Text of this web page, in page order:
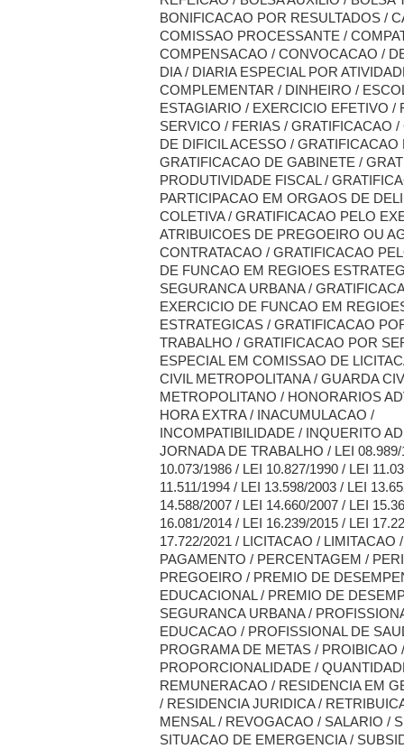
BONIFICACAO POR RESULTADOS /
COMISSAO PROCESSANTE /
COMPENSACAO / CONVOCACAO /
DIA / DIARIA ESPECIAL POR
COMPLEMENTAR / DINHEIRO /
ESTAGIARIO / EXERCICIO EFETIVO /
SERVICO / FERIAS / GRATIFICACAO
DE DIFICIL ACESSO / GRATIFICACAO
GRATIFICACAO DE GABINETE /
PRODUTIVIDADE FISCAL /
PARTICIPACAO EM ORGAOS DE
COLETIVA / GRATIFICACAO PELO
ATRIBUICOES DE PREGOEIRO OU
CONTRATACAO / GRATIFICACAO
DE FUNCAO EM REGIOES
SEGURANCA URBANA /
EXERCICIO DE FUNCAO EM
ESTRATEGICAS / GRATIFICACAO
TRABALHO / GRATIFICACAO POR
ESPECIAL EM COMISSAO DE
CIVIL METROPOLITANA / GUARDA
METROPOLITANO / HONORARIOS
HORA EXTRA / INACUMULACAO /
INCOMPATIBILIDADE / INQUERITO
JORNADA DE TRABALHO / LEI 08.989/
10.073/1986 / LEI 10.827/1990 / LEI
11.511/1994 / LEI 13.598/2003 / LEI
14.588/2007 / LEI 14.660/2007 / LEI
16.081/2014 / LEI 16.239/2015 / LEI
17.722/2021 / LICITACAO / LIMITACAO
PAGAMENTO / PERCENTAGEM /
PREGOEIRO / PREMIO DE
EDUCACIONAL / PREMIO DE
SEGURANCA URBANA /
EDUCACAO / PROFISSIONAL DE
PROGRAMA DE METAS / PROIBICAO /
PROPORCIONALIDADE /
REMUNERACAO / RESIDENCIA EM
/ RESIDENCIA JURIDICA /
MENSAL / REVOGACAO / SALARIO /
SITUACAO DE EMERGENCIA /